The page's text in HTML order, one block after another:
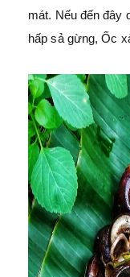
mát. Nếu đến đây
hấp sả gừng, Ốc